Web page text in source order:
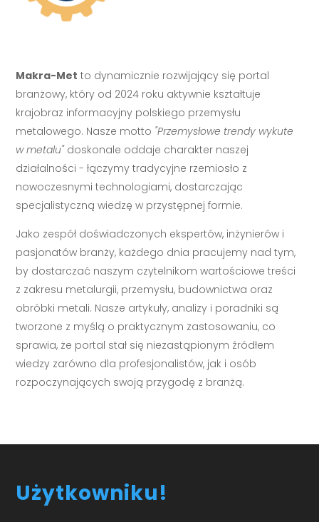
Makra-Met to dynamicznie rozwijający się portal
branżowy, który od 2024 roku aktywnie kształtuje
krajobraz informacyjny polskiego przemysłu
metalowego. Nasze motto "Przemysłowe trendy wykute
w metalu"doskonale oddaje charakter naszej
działalności - łączymy tradycyjne rzemiosło z
nowoczesnymi technologiami, dostarczając
specjalistyczną wiedzę w przystępnej formie.
Jako zespół doświadczonych ekspertów, inżynierów i
pasjonatów branży, każdego dnia pracujemy nad tym,
by dostarczać naszym czytelnikom wartościowe treści
z zakresu metalurgii, przemysłu, budownictwa oraz
obróbki metali. Nasze artykuły, analizy i poradniki są
tworzone z myślą o praktycznym zastosowaniu, co
sprawia, że portal stał się niezastąpionym źródłem
wiedzy zarówno dla profesjonalistów, jak i osób
rozpoczynających swoją przygodę z branżą.
Użytkowniku!